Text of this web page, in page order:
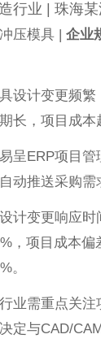
行业 | 珠海
压模具 | 企业
具设计变更频
长，项目成本
易呈ERP项目
动推送采购需
设计变更响应
，项目成本偏
。
业需重点关
定与CAD/